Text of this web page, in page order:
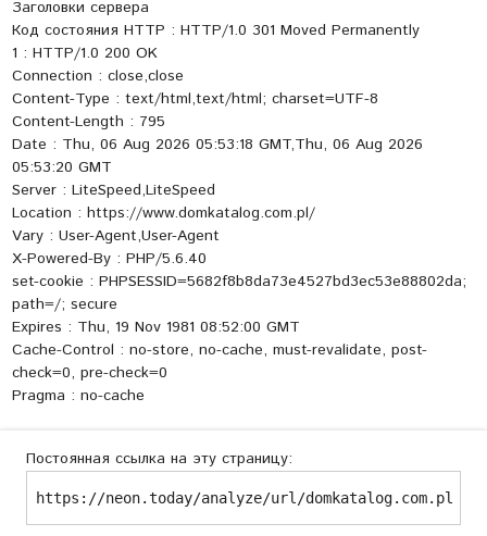
Заголовки сервера
Код состояния HTTP : HTTP/1.0 301 Moved Permanently
1 : HTTP/1.0 200 OK
Connection : close,close
Content-Type : text/html,text/html; charset=UTF-8
Content-Length : 795
Date : Thu, 06 Aug 2026 05:53:18 GMT,Thu, 06 Aug 2026
05:53:20 GMT
Server : LiteSpeed,LiteSpeed
Location : https://www.domkatalog.com.pl/
Vary : User-Agent,User-Agent
X-Powered-By : PHP/5.6.40
set-cookie : PHPSESSID=5682f8b8da73e4527bd3ec53e88802da;
path=/; secure
Expires : Thu, 19 Nov 1981 08:52:00 GMT
Cache-Control : no-store, no-cache, must-revalidate, post-
check=0, pre-check=0
Pragma : no-cache
Постоянная ссылка на эту страницу:
https://neon.today/analyze/url/domkatalog.com.pl